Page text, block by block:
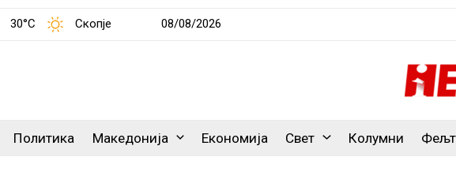
30°C Скопје 08/08/2026
Политика Македонија Економија Свет Колумни